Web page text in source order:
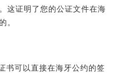
这证明了您的公证文件在海
。
书可以直接在海牙公约的签